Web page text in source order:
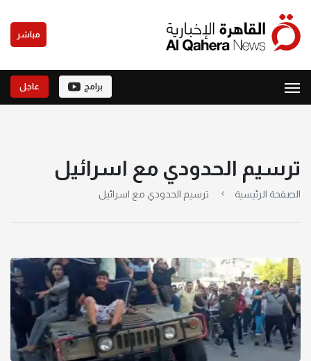
مباشر
برامج عاجل
ترسيم الحدودي مع اسرائيل
الصفحة الرئيسية ترسيم الحدودي مع اسرائيل